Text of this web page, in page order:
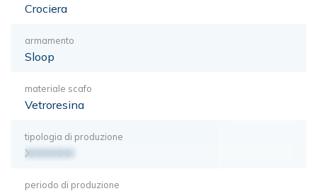
Crociera
armamento
Sloop
materiale scafo
Vetroresina
tipologia di produzione
XXXXXXX
periodo di produzione